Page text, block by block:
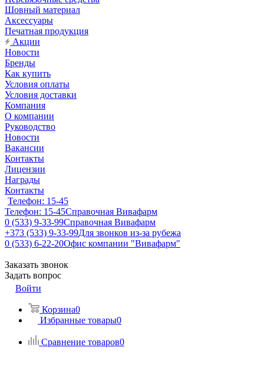
Шовный материал
Аксессуары
Печатная продукция
Акции
Новости
Бренды
Как купить
Условия оплаты
Условия доставки
Компания
О компании
Руководство
Новости
Вакансии
Контакты
Лицензии
Награды
Контакты
Телефон: 15-45
Телефон: 15-45Справочная Вивафарм
0 (533) 9-33-99Справочная Вивафарм
+373 (533) 9-33-99Для звонков из-за рубежа
0 (533) 6-22-20Офис компании "Вивафарм"
Заказать звонок
Задать вопрос
Войти
Корзина0
Избранные товары0
Сравнение товаров0